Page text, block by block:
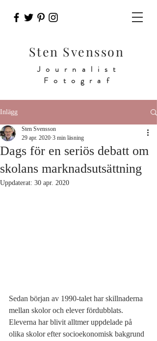
Sten Svensson
Journalist
Fotograf
Inlägg
Dags för en seriös debatt om
skolans marknadsutsättning
Sten Svensson
29 apr. 2020 3 min läsning
Uppdaterat: 30 apr. 2020
Sedan början av 1990-talet har skillnaderna
mellan skolor och elever fördubblats.
Eleverna har blivit alltmer uppdelade på
olika skolor efter socioekonomisk bakgrund